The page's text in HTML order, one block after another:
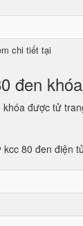
chi tiết tại
đen
khóa được tử